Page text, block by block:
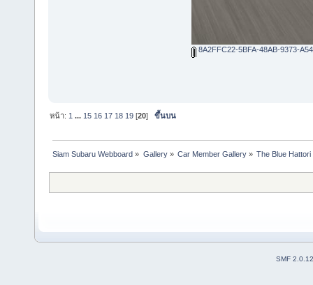
8A2FFC22-5BFA-48AB-9373-
หน้า: 1 ... 15 16 17 18 19 [20]ขึ้นบน
Siam Subaru Webboard » Gallery» Car Member Gallery» The Blue Hattori
SMF 2.0.12